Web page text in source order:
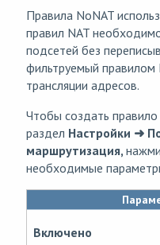
Правила NoNAT
правил NAT
подсетей без
фильтруемый правилом
трансляции адресов.
Чтобы создать
раздел Настройки ➜
маршрутизация,
необходимые
Включено